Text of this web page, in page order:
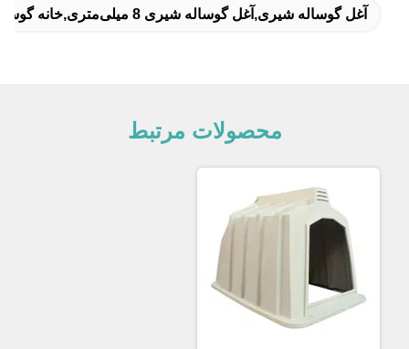
آغل گوساله شیری,آغل گوساله شیری 8 میلی‌متری,خانه گوساله پلاستیکی 8 میلی‌متری
محصولات مرتبط